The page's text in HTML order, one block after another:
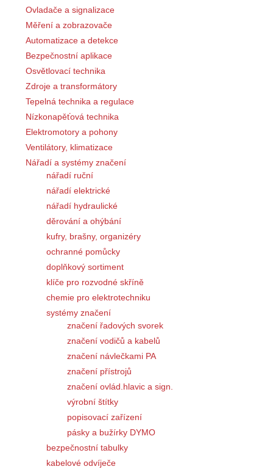
Ovladače a signalizace
Měření a zobrazovače
Automatizace a detekce
Bezpečnostní aplikace
Osvětlovací technika
Zdroje a transformátory
Tepelná technika a regulace
Nízkonapěťová technika
Elektromotory a pohony
Ventilátory, klimatizace
Nářadí a systémy značení
nářadí ruční
nářadí elektrické
nářadí hydraulické
děrování a ohýbání
kufry, brašny, organizéry
ochranné pomůcky
doplňkový sortiment
klíče pro rozvodné skříně
chemie pro elektrotechniku
systémy značení
značení řadových svorek
značení vodičů a kabelů
značení návlečkami PA
značení přístrojů
značení ovlád.hlavic a sign.
výrobní štítky
popisovací zařízení
pásky a bužírky DYMO
bezpečnostní tabulky
kabelové odvíječe